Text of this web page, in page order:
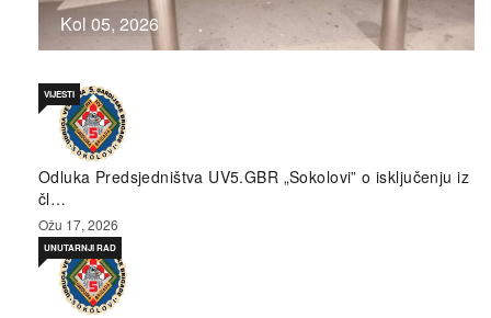
Kol 05, 2026
Odluka Predsjedništva UV5.GBR „Sokolovi” o isključenju iz
čl…
VIJESTI
Ožu 17, 2026
UNUTARNJI RAD